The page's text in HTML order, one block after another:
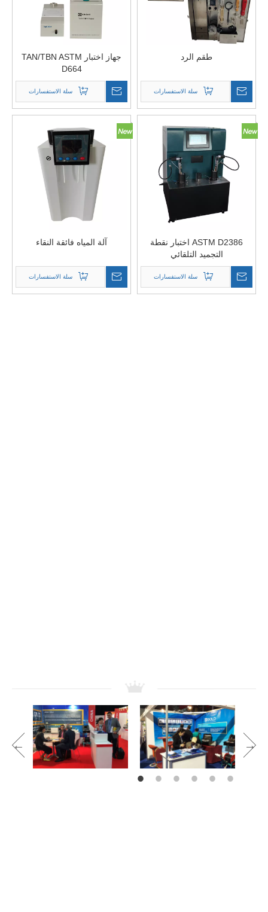
طقم الرد
سلة الاستفسارات
جهاز اختبار TAN/TBN ASTM
D664
سلة الاستفسارات
ASTM D2386 اختبار نقطة
التجميد التلقائي
سلة الاستفسارات
آلة المياه فائقة النقاء
سلة الاستفسارات